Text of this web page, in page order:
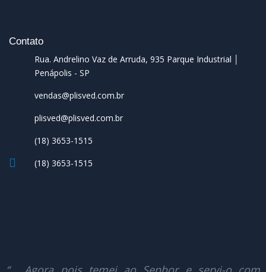
Contato
Rua. Andrelino Vaz de Arruda, 935 Parque Industrial │
Penápolis - SP
vendas@plisved.com.br
plisved@plisved.com.br
(18) 3653-1515
(18) 3653-1515